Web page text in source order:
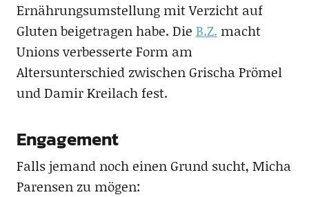
Ernährungsumstellung mit Verzicht auf
Gluten beigetragen habe. Die B.Z. macht
Unions verbesserte Form am
Altersunterschied zwischen Grischa Prömel
und Damir Kreilach fest.
Engagement
Falls jemand noch einen Grund sucht, Micha
Parensen zu mögen: